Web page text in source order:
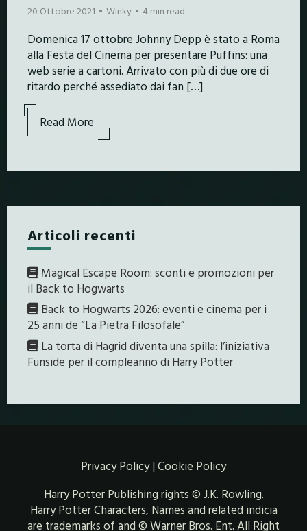
20 Ottobre 2021 Winky 4 min read
Domenica 17 ottobre Johnny Depp è stato a Roma
alla Festa del Cinema per presentare Puffins: una
web serie a cartoni. Arrivato con più di due ore di
ritardo perché assediato dai fan […]
Read More
Articoli recenti
Magical Escape Room: sconti e promozioni per
il Back to Hogwarts
Back to Hogwarts 2026: eventi e cinema per i
25 anni de “La Pietra Filosofale”
La torta di Hagrid diventa una spilla: l’iniziativa
Funside per il compleanno di Harry Potter
Privacy Policy| Cookie Policy
Harry Potter Publishing rights © J.K. Rowling.
Harry Potter Characters, Names and related indicia
are trademarks of and © Warner Bros. Ent. All Right